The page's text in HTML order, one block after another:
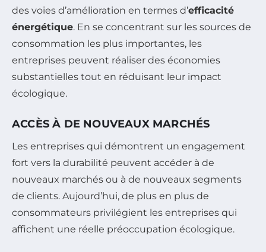
des voies d’amélioration en termes d’efficacité
énergétique. En se concentrant sur les sources de
consommation les plus importantes, les
entreprises peuvent réaliser des économies
substantielles tout en réduisant leur impact
écologique.
ACCÈS À DE NOUVEAUX MARCHÉS
Les entreprises qui démontrent un engagement
fort vers la durabilité peuvent accéder à de
nouveaux marchés ou à de nouveaux segments
de clients. Aujourd’hui, de plus en plus de
consommateurs privilégient les entreprises qui
affichent une réelle préoccupation écologique.